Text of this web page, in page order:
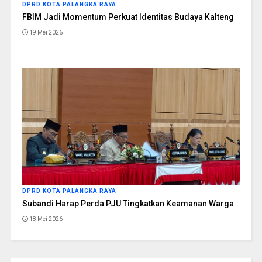
DPRD KOTA PALANGKA RAYA
FBIM Jadi Momentum Perkuat Identitas Budaya Kalteng
19 Mei 2026
DPRD KOTA PALANGKA RAYA
Subandi Harap Perda PJU Tingkatkan Keamanan Warga
18 Mei 2026